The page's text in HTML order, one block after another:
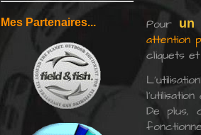
Mes Partenaires... Pour un
attention
cliquets
De plus,